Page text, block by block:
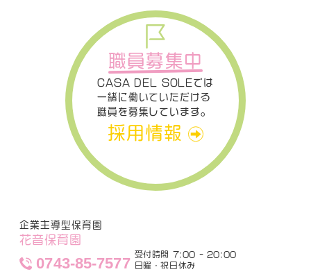
職員募集中
CASA DEL SOLEでは
一緒に働いていただける
職員を募集しています。
採用情報
企業主導型保育園
花音保育園
0743-85-7577
受付時間 7:00 - 20:00
日曜・祝日休み